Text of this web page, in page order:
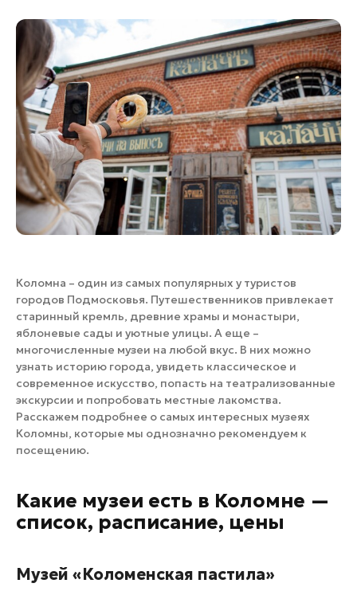
Банные комплексы
Горнолыжные клубы
Спецпроекты
Инвестиционный портал
Федоскинская фабрика
Пикник в Подмосковье
Золотое кольцо России
Войти
Инвесторам
Особо охраняемые
Коломна – один из самых популярных у туристов
городов Подмосковья. Путешественников привлекает
старинный кремль, древние храмы и монастыри,
яблоневые сады и уютные улицы. А еще –
многочисленные музеи на любой вкус. В них можно
узнать историю города, увидеть классическое и
современное искусство, попасть на театрализованные
экскурсии и попробовать местные лакомства.
Расскажем подробнее о самых интересных музеях
Коломны, которые мы однозначно рекомендуем к
посещению.
Какие музеи есть в Коломне —
список, расписание, цены
Музей «Коломенская пастила»